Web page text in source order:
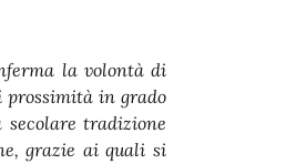
la volontà di
prossimità in grado
tradizione
grazie ai quali si